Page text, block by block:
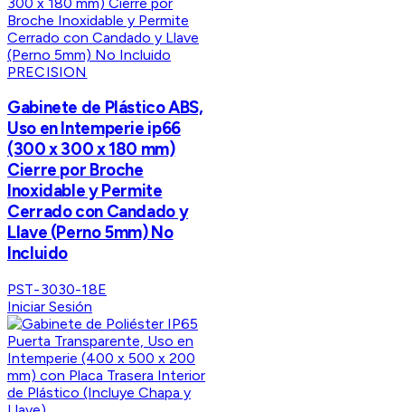
PRECISION
Gabinete de Plástico ABS,
Uso en Intemperie ip66
(300 x 300 x 180 mm)
Cierre por Broche
Inoxidable y Permite
Cerrado con Candado y
Llave (Perno 5mm) No
Incluido
PST-3030-18E
Iniciar Sesión